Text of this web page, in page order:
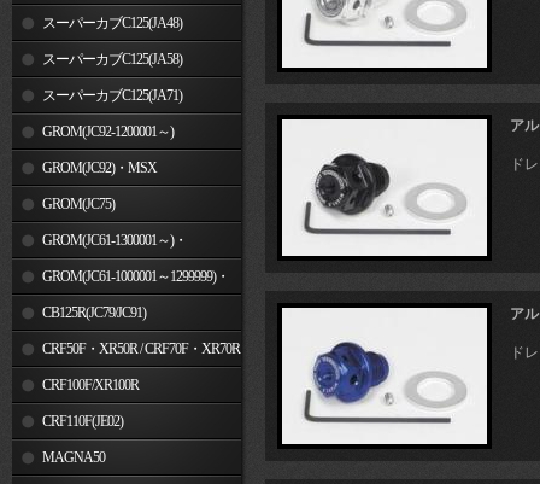
スーパーカブC125(JA48)
スーパーカブC125(JA58)
スーパーカブC125(JA71)
GROM(JC92-1200001～)
GROM(JC92)・MSX
GROM(MLHJC92)
GROM(JC75)
GROM(JC61-1300001～)・
MSX125SF
GROM(JC61-1000001～1299999)・
MSX125CB125R(JC79/JC91)
CRF50F・XR50R / CRF70F・XR70R
CRF100F/XR100R
CRF110F(JE02)
MAGNA50
ア
ド
ア
ド